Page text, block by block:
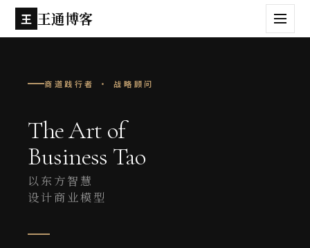
王 王通博客
商道践行者 · 战略顾问
The Art of
Business Tao
以东方智慧
设计商业模型